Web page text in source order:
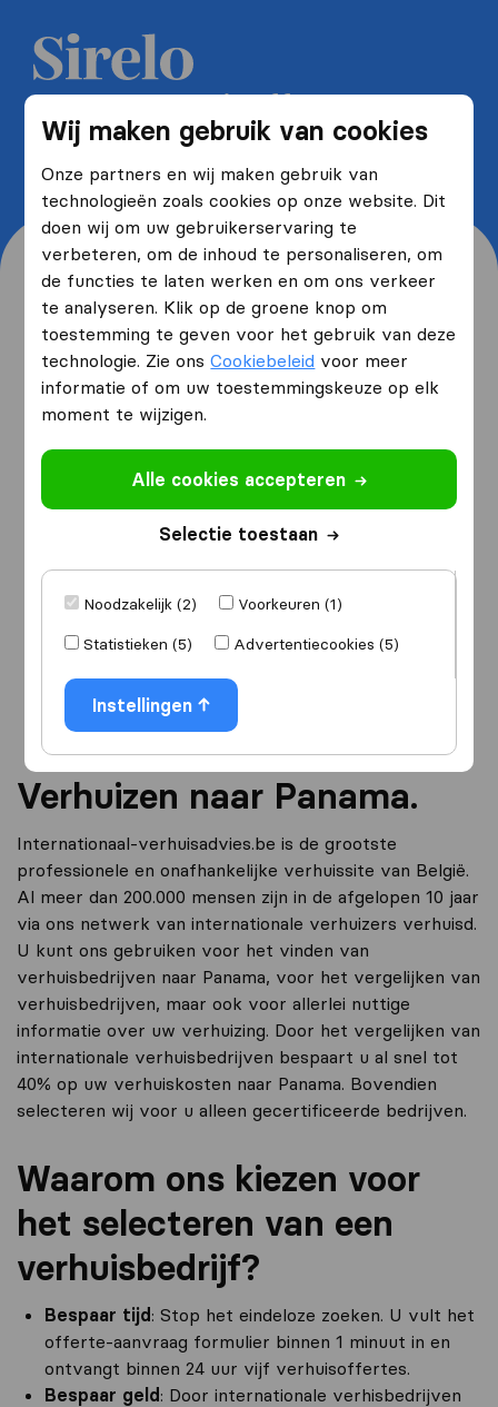
Wij maken gebruik van cookies
Onze partners en wij maken gebruik van
technologieën zoals cookies op onze website. Dit
doen wij om uw gebruikerservaring te
verbeteren, om de inhoud te personaliseren, om
de functies te laten werken en om ons verkeer
te analyseren. Klik op de groene knop om
toestemming te geven voor het gebruik van deze
technologie. Zie onsCookiebeleid voor meer
informatie of om uw toestemmingskeuze op elk
moment te wijzigen.
Alle cookies accepteren
Selectie toestaan
Noodzakelijk (2)
Voorkeuren (1)
Statistieken (5)
Advertentiecookies (5)
Instellingen
Ontvang 5 gratis offertes van
verhuisfirma's en bespaar tot wel
40%
Waar woont u nu en waar
verhuist u naartoe?
Ik ga verhuizenvan
Ik ga verhuizennaar
Ga verder
Verhuizen naar Panama.
Internationaal-verhuisadvies.be is de grootste
professionele en onafhankelijke verhuissite van België.
Al meer dan 200.000 mensen zijn in de afgelopen 10 jaar
via ons netwerk van internationale verhuizers verhuisd.
U kunt ons gebruiken voor het vinden van
verhuisbedrijven naar Panama, voor het vergelijken van
verhuisbedrijven, maar ook voor allerlei nuttige
informatie over uw verhuizing. Door het vergelijken van
internationale verhuisbedrijven bespaart u al snel tot
40% op uw verhuiskosten naar Panama. Bovendien
selecteren wij voor u alleen gecertificeerde bedrijven.
Waarom ons kiezen voor
het selecteren van een
verhuisbedrijf?
Bespaar tijd : Stop het eindeloze zoeken. U vult het
offerte-aanvraag formulier binnen 1 minuut in en
ontvangt binnen 24 uur vijf verhuisoffertes.
Bespaar geld : Door internationale verhisbedrijven